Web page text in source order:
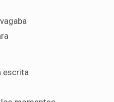
escrita